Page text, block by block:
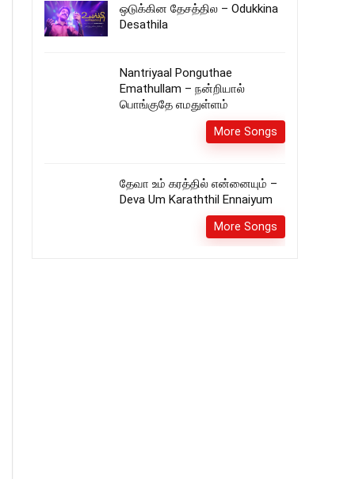
ஒடுக்கின தேசத்தில – Odukkina
Desathila
Nantriyaal Ponguthae
Emathullam – நன்றியால்
பொங்குதே எமதுள்ளம்
More Songs
தேவா உம் கரத்தில் என்னையும் –
Deva Um Karaththil Ennaiyum
More Songs